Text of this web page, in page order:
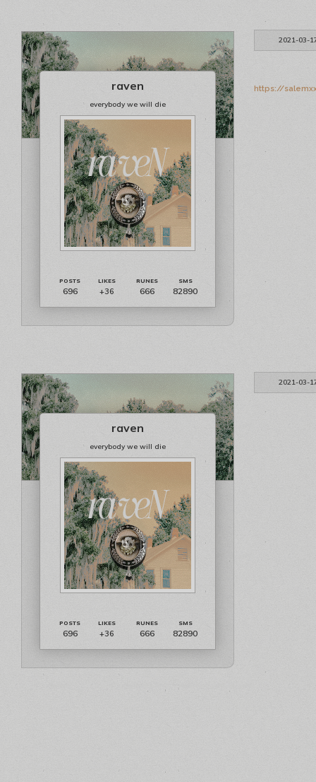
2021-03-
raven
everybody we will die
696 +36 666 82890
https://
2021-03-
raven
everybody we will die
696 +36 666 82890